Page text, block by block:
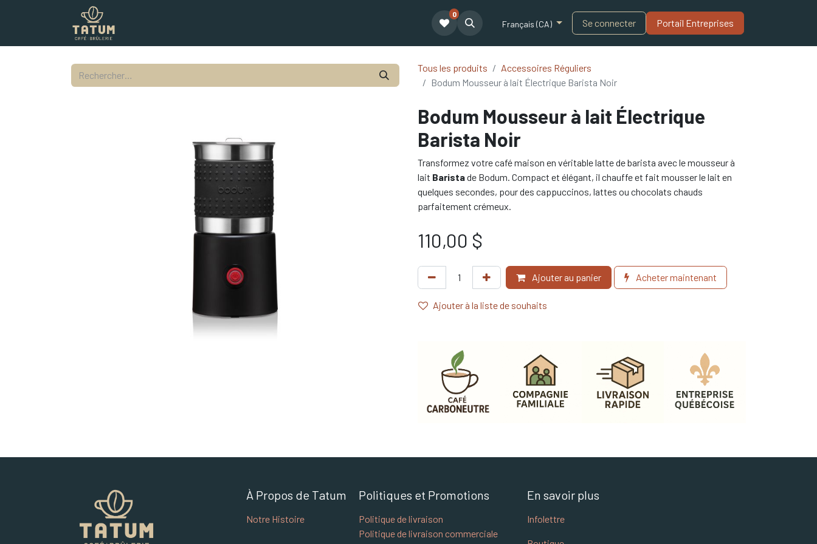
Notre équipe Partenariat Blogue
0
Français (CA) Se connecter Portail Entreprises​
Tous les produits
Accessoires Réguliers
Bodum Mousseur à lait Électrique Barista Noir
Bodum Mousseur à lait Électrique
Barista Noir
Transformez votre café maison en véritable latte de barista avec le mousseur à
lait Baristade Bodum. Compact et élégant, il chauffe et fait mousser le lait en
quelques secondes, pour des cappuccinos, lattes ou chocolats chauds
parfaitement crémeux.
110,00 $
Ajouter au panier Acheter maintenant
Ajouter à la liste de souhaits
En savoir plus
Infolettre
À Propos de Tatum
Notre Histoire
Politiques et Promotions
Politique de livraison
Politique de livraison commerciale